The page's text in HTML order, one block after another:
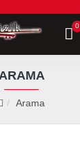
0
Arama